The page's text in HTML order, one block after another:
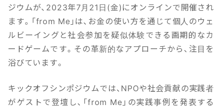
ジウムが、2023年7月21日(金)にオンラインで開催され
ます。「from Me」は、お金の使い方を通じて個人のウェ
ルビーイングと社会参加を疑似体験できる画期的なカ
ードゲームです。その革新的なアプローチから、注目を
浴びています。
キックオフシンポジウムでは、NPOや社会貢献の実践者
がゲストで登壇し、「from Me」の実践事例を発表する